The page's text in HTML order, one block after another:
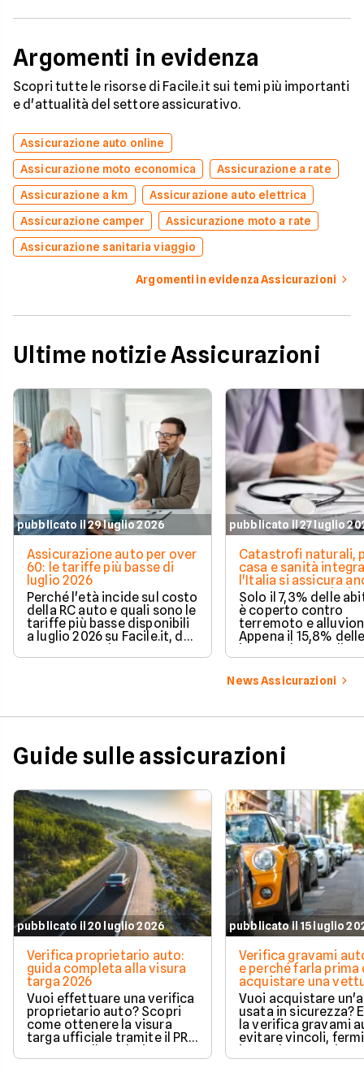
Argomenti in evidenza
Scopri tutte le risorse di Facile.it sui temi più importanti
e d'attualità del settore assicurativo.
Assicurazione auto online
Assicurazione moto economica
Assicurazione a rate
Assicurazione a km
Assicurazione auto elettrica
Assicurazione camper
Assicurazione moto a rate
Assicurazione sanitaria viaggio
Argomenti in evidenza Assicurazioni
Ultime notizie Assicurazioni
pubblicato il 29 luglio 2026
Assicurazione auto per over
60: le tariffe più basse di
luglio 2026
Perché l'età incide sul costo
della RC auto e quali sono le
tariffe più basse disponibili
a luglio 2026 su Facile.it, da
106,32€ annui.
pubblicato il 27 luglio
Catastrofi naturali,
casa e sanità
l'Italia si assicura
troppo poco. I dati
Solo il 7,3% delle
è coperto contro
terremoto e
Appena il 15,8%
imprese ha la polizza
catastrofale
dati ANIA 2025 sul
assicurativo
News Assicurazioni
Guide sulle assicurazioni
pubblicato il 20 luglio 2026
Verifica proprietario auto:
guida completa alla visura
targa 2026
Vuoi effettuare una verifica
proprietario auto? Scopri
come ottenere la visura
targa ufficiale tramite il PRA
per controllare dati e
vincoli in totale sicurezza.
pubblicato il 15 luglio
Verifica gravami
e perché farla prima
acquistare una
Vuoi acquistare
usata in sicurezza?
la verifica gravami
evitare vincoli,
ipoteche. Scopri
tutelare il tuo